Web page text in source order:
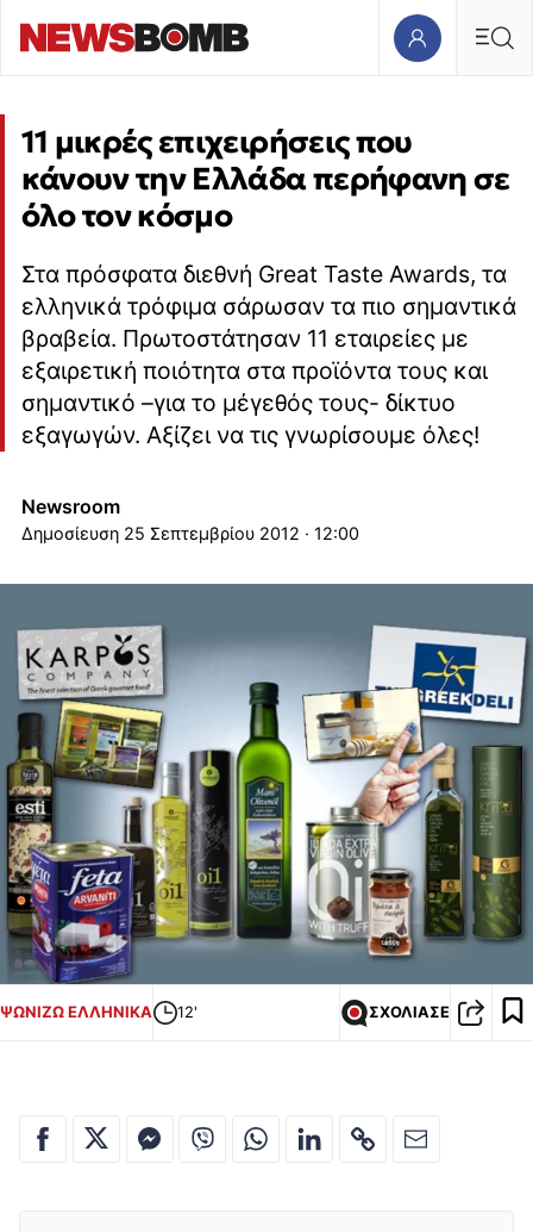
11 μικρές επιχειρήσεις που
κάνουν την Ελλάδα περήφανη σε
όλο τον κόσμο
Στα πρόσφατα διεθνή Great Taste Awards, τα
ελληνικά τρόφιμα σάρωσαν τα πιο σημαντικά
βραβεία. Πρωτοστάτησαν 11 εταιρείες με
εξαιρετική ποιότητα στα προϊόντα τους και
σημαντικό –για το μέγεθός τους- δίκτυο
εξαγωγών. Αξίζει να τις γνωρίσουμε όλες!
Newsroom
25 Σεπτεμβρίου 2012 · 12:00
ΨΩΝΙΖΩ ΕΛΛΗΝΙΚΑ 12' ΣΧΟΛΙΑΣΕ